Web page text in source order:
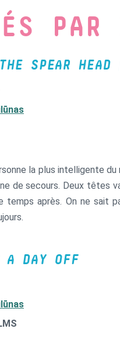
PAR
SPEAR
la plus intelligente
de secours. Deux têtes
temps après. On ne sait
A DAY OFF